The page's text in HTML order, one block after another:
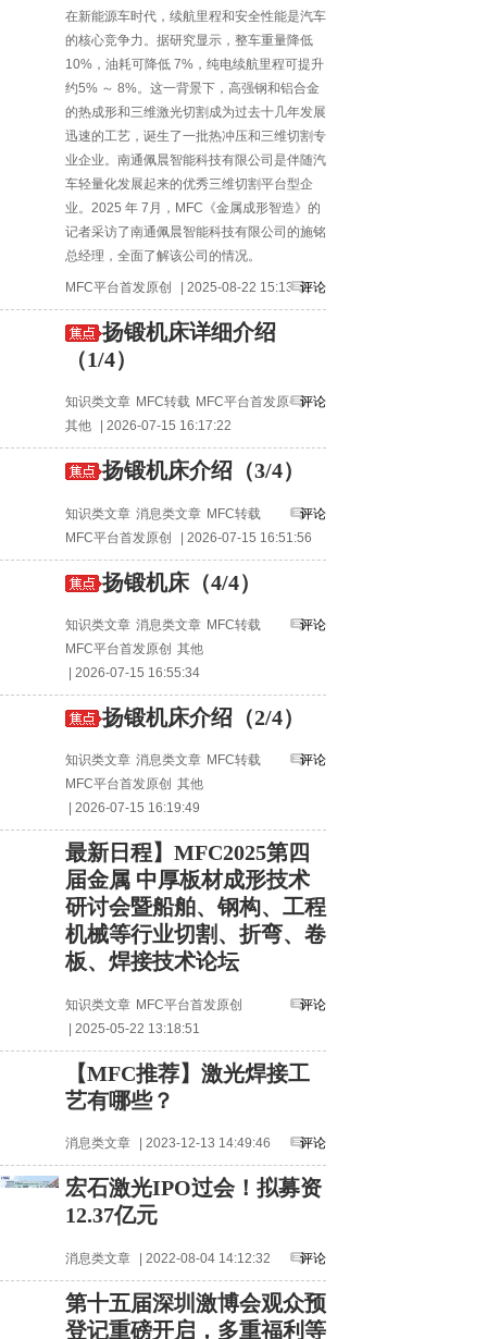
在新能源车时代，续航里程和安全性能是汽车
的核心竞争力。据研究显示，整车重量降低
10%，油耗可降低 7%，纯电续航里程可提升
约5% ～ 8%。这一背景下，高强钢和铝合金
的热成形和三维激光切割成为过去十几年发展
迅速的工艺，诞生了一批热冲压和三维切割专
业企业。南通佩晨智能科技有限公司是伴随汽
车轻量化发展起来的优秀三维切割平台型企
业。2025 年 7月，MFC《金属成形智造》的
记者采访了南通佩晨智能科技有限公司的施铭
总经理，全面了解该公司的情况。
MFC平台首发原创 | 2025-08-22 15:13:51评论
扬锻机床详细介绍
（1/4）
知识类文章 MFC转载 MFC平台首发原创
其他
| 2026-07-15 16:17:22
评论
扬锻机床介绍（3/4）
知识类文章 消息类文章 MFC转载
MFC平台首发原创
| 2026-07-15 16:51:56
评论
扬锻机床（4/4）
知识类文章 消息类文章 MFC转载
MFC平台首发原创 其他
| 2026-07-15 16:55:34
评论
扬锻机床介绍（2/4）
知识类文章 消息类文章 MFC转载
MFC平台首发原创 其他
| 2026-07-15 16:19:49
评论
最新日程】MFC2025第四
届金属 中厚板材成形技术
研讨会暨船舶、钢构、工程
机械等行业切割、折弯、卷
板、焊接技术论坛
知识类文章 MFC平台首发原创
| 2025-05-22 13:18:51
评论
【MFC推荐】激光焊接工
艺有哪些？
消息类文章 | 2023-12-13 14:49:46 评论
宏石激光IPO过会！拟募资
12.37亿元
消息类文章 | 2022-08-04 14:12:32 评论
第十五届深圳激博会观众预
登记重磅开启，多重福利等